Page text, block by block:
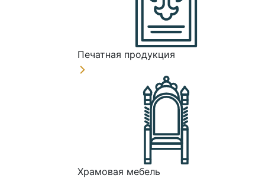
Печатная продукция
Храмовая мебель